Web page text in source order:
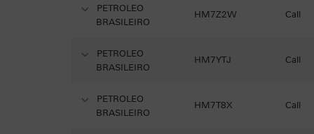
PETROLEO
BRASILEIRO
HM7Z2W Call
PETROLEO
BRASILEIRO
HM7YTJ Call
PETROLEO
BRASILEIRO
HM7T8X Call